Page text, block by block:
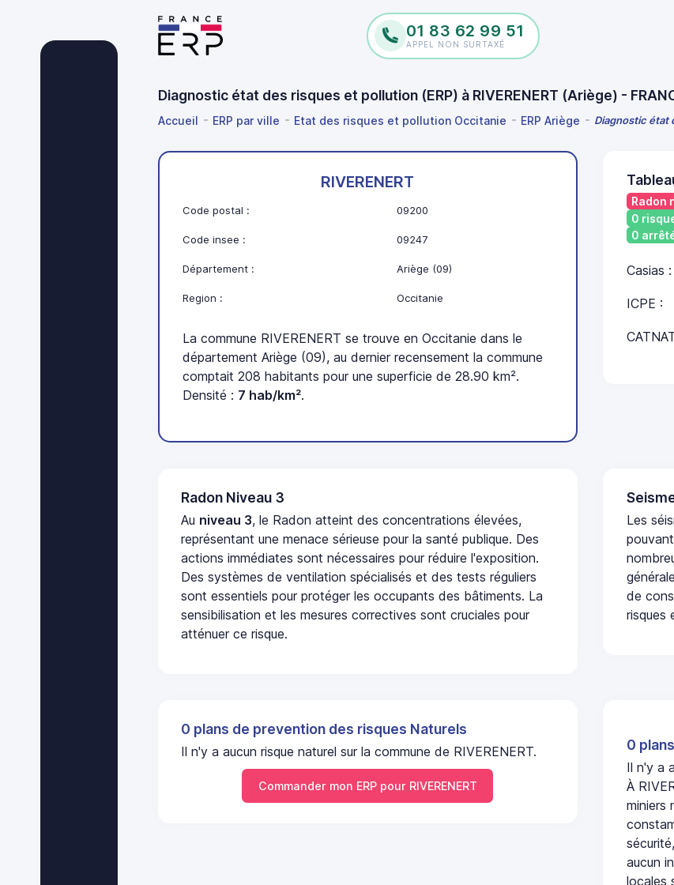
01 83 62 99 51
APPEL NON SURTAXÉ
Diagnostic état des risques et pollution (ERP) à RIVERENERT (Ariège) -
Accueil ERP par ville Etat des risques et pollution Occitanie ERP Ariège Diagnostic état
RIVERENERT
Code postal : 09200
Code insee : 09247
Département : Ariège (09)
Region : Occitanie
La commune RIVERENERT se trouve en Occitanie dans le
département Ariège (09), au dernier recensement la commune
comptait 208 habitants pour une superficie de 28.90 km².
Densité : 7 hab/km².
Radon
0
0
Casias :
ICPE :
Radon Niveau 3
Au niveau 3, le Radon atteint des concentrations élevées,
représentant une menace sérieuse pour la santé publique. Des
actions immédiates sont nécessaires pour réduire l'exposition.
Des systèmes de ventilation spécialisés et des tests réguliers
sont essentiels pour protéger les occupants des bâtiments. La
sensibilisation et les mesures correctives sont cruciales pour
atténuer ce risque.
Les
de
risques
0 plans de prevention des risques Naturels
Il n'y a aucun risque naturel sur la commune de RIVERENERT.
Commander mon ERP pour RIVERENERT
0
Il n'y a
À
miniers
aucun
locales